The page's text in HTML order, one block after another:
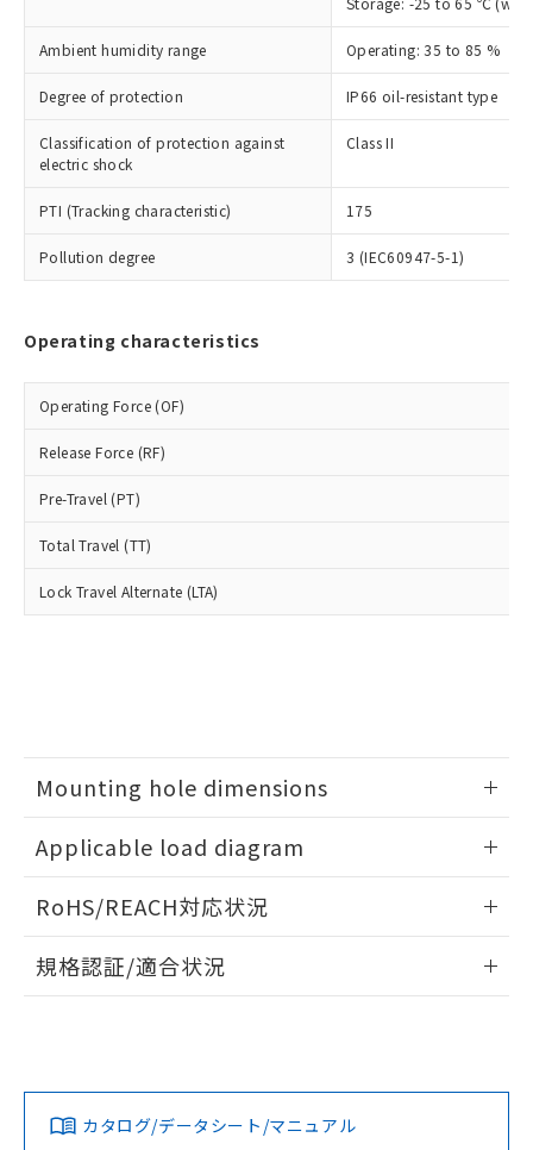
Ambient humidity range Operating: 35 to 85 %
Degree of protection IP66 oil-resistant type
Classification of protection against
electric shock
Class II
PTI (Tracking characteristic) 175
Pollution degree 3 (IEC60947-5-1)
Operating characteristics
Operating Force (OF)
Release Force (RF)
Pre-Travel (PT)
Total Travel (TT)
Lock Travel Alternate (LTA)
Mounting hole dimensions
Applicable load diagram
RoHS/REACH対応状況
EU RoHS 注意事項・凡例
対応済み
規格認証/適合状況
カタログ/データシート/マニュアル
覧された時点での実際の在庫および標
準価格とは異なる場合があることをご
正式な納期状況および標準価格はお客
様のお取引先、またはお客様担当のオ
ムロン制御機器販売店・当社販売員に
オムロン制御機器販売店や当社販売拠
点は「販売ネットワーク
」をご確認
ください。
在庫状況および標準価格結果を当社の
マイパーツ機能（部品リスト作成サー
メンバーズにご登録されている必要が
お客様が当ウェブサイト上で当社にご
および当社の共同利用者が、当社の製
引・商談に必要な範囲で利用すること
※当社の共同利用者とは、
鉛(Pb) 1000ppm以下、 水銀(Hg) 1000ppm以下、 カド
六価クロム(Cr(Ⅵ)) 1000ppm以下、ポリ臭化ビフェニル
類(PBB) 1000ppm以下、ポリ臭化ジフェニルエーテル類
(PBDE) 1000ppm以下、フタル酸ビス(2-エチルヘキシ
ル) (DEHP)(別名：DOP) 1000ppm以下、フタル酸ブチ
ルベンジル（BBP） 1000ppm以下、フタル酸ジブチル
(DIBP) 1000ppm以下
但し、RoHS指令で産業用監視および制御機器に対する
フタル酸エステル類の４物質については閾値を超える意
図的な使用がないことを確認しています。
※2 対応予定月
部品在庫の切り替え状況などにより、予定
※3 非含有証明書ダウンロード
下記の非含有証明書をダウンロードするこ
とができます。
EU RoHS指令（10物質）の非含有証明書
51物質の非含有証明書（当社基準）
荷製品に未対応品が混在することから備考
欄に対応日を記載しておりました。
既に当社にて対応品への在庫切替を完了
していることから、特段のことがない限
り、2022年1月12日より割愛しておりま
*中国RoHS10物質の基準値 (GB/T26572)：
Pb(鉛) :1000ppm、 Hg(水銀) : 1000ppm、 Cd(カドミウ
ム) : 100ppm、
Cr(Ⅵ)(六価クロム) : 1000ppm、 PBBs(ポリ臭化ビフェ
ニル類) : 1000ppm、 PBDEs(ポリ臭化ジフェニルエーテ
ル類) : 1000ppm、
DBP(フタル酸ジブチル) : 1000ppm、 DIBP(フタル酸ジ
イソブチル) : 1000ppm、 BBP(フタル酸ブチルベンジ
ル) : 1000ppm、
DEHP(フタル酸ビス(2-エチルヘキシル)) : 1000ppm
「ｅ」：有害物質（10物質）のすべてが基
「10」：通常の使用状況下において有害物
及ぼさない年数を意味します。
「－」：未確認です。当社販売部門へお問
国政府の輸出許可(または役務取引許
可)を取得するなどの必要な手続きを
とります。
当社は規制貨物を破棄する場合は、完
全に破砕するなど、違法に輸出されな
いよう必要な手段を講じます。
ル、化学兵器、生物兵器またはその他
武器並びにこれらの製造装置等に一切
当社は、貴社製品を第三者に販売する
販売先および販売に係わる関係者が違
合意する
一定数以上の在庫あり
△ 一定数には満たないが在庫あり
在庫なし(最新の在庫状況につ
いては、お客様のお取引先、ま
たはお客様担当のオムロン制御
機器販売店・当社販売員にご確
空
白
受注生産機種、また在庫状況の
情報を公開していない機種